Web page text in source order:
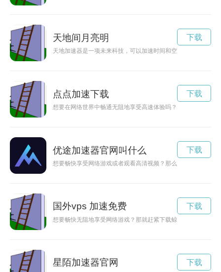
天地间月亮明
天地加速器是一项未来科技，可以加速时间和空间的流逝，使
下载
点点加速下载
想要在网络世界中畅通无阻地享受高速体验吗？点点加速官网
下载
优途加速器官网叫什么
想要畅快享受网络游戏或者观看高清视频？那么就赶快下载优
下载
国外vps 加速免费
想要畅快无阻地享受网络游戏？那就赶紧下载鲸鱼加速器官方
下载
星陌加速器官网 下载